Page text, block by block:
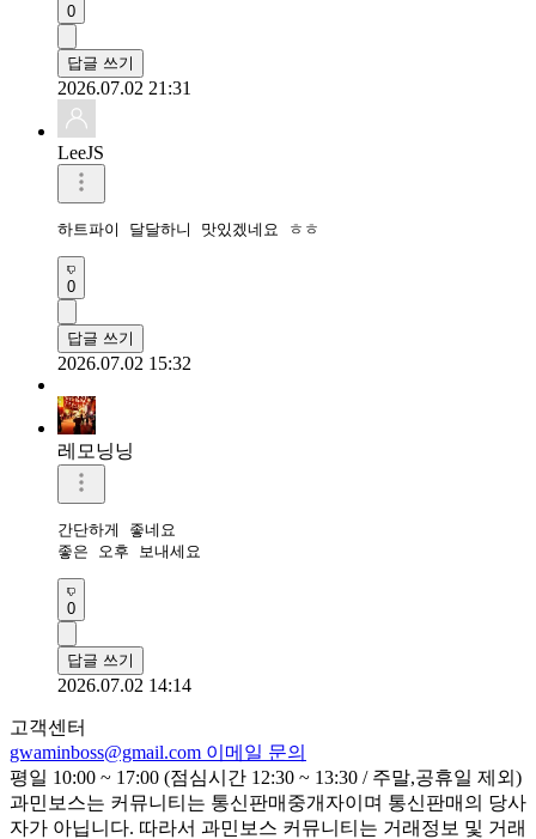
0
답글 쓰기
2026.07.02 21:31
LeeJS
하트파이 달달하니 맛있겠네요 ㅎㅎ
0
답글 쓰기
2026.07.02 15:32
레모닝닝
간단하게 좋네요
좋은 오후 보내세요
0
답글 쓰기
2026.07.02 14:14
고객센터
gwaminboss@gmail.com 이메일 문의
평일 10:00 ~ 17:00 (점심시간 12:30 ~ 13:30 / 주말,공휴일 제외)
과민보스는 커뮤니티는 통신판매중개자이며 통신판매의 당사
자가 아닙니다. 따라서 과민보스 커뮤니티는 거래정보 및 거래